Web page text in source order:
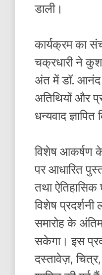
डाली।
कार्यक्रम का
चक्रधारी ने
अंत में डॉ. आनंद
अतिथियों और
धन्यवाद ज्ञापित
विशेष आकर्षण
पर आधारित
तथा
विशेष
समारोह के
सकेगा। इस
दस्तावेज़,